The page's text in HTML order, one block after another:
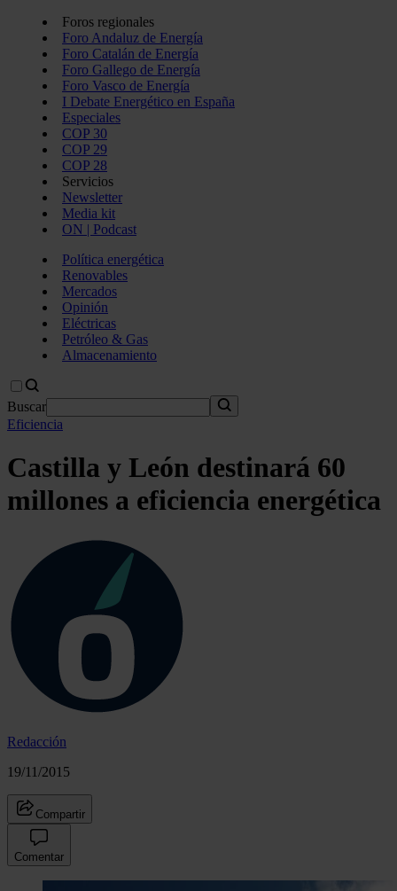
Foros regionales
Foro Andaluz de Energía
Foro Catalán de Energía
Foro Gallego de Energía
Foro Vasco de Energía
I Debate Energético en España
Especiales
COP 30
COP 29
COP 28
Servicios
Newsletter
Media kit
ON | Podcast
Política energética
Renovables
Mercados
Opinión
Eléctricas
Petróleo & Gas
Almacenamiento
Buscar
Eficiencia
Castilla y León destinará 60
millones a eficiencia energética
Redacción
19/11/2015
Compartir
Comentar